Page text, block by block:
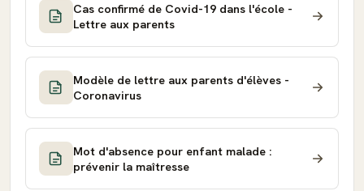
Cas confirmé de Covid-19 dans l'école -
Lettre aux parents
Modèle de lettre aux parents d'élèves -
Coronavirus
Mot d'absence pour enfant malade :
prévenir la maîtresse